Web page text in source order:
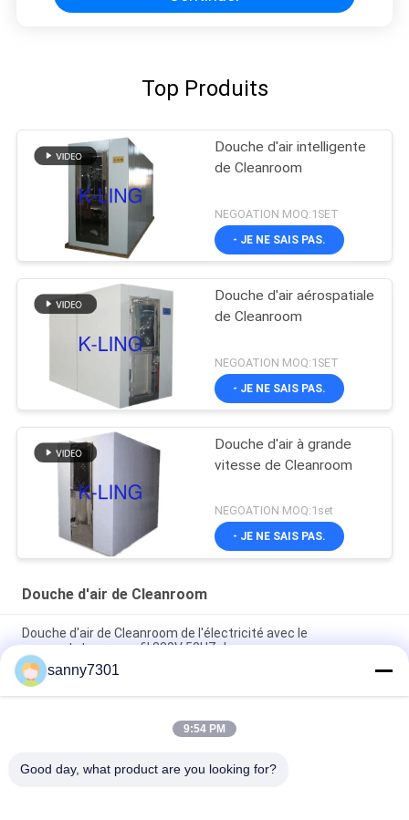
Top Produits
Douche d'air intelligente
de Cleanroom
NEGOATION MOQ:1SET
- JE NE SAIS PAS.
Douche d'air aérospatiale
de Cleanroom
NEGOATION MOQ:1SET
- JE NE SAIS PAS.
Douche d'air à grande
vitesse de Cleanroom
NEGOATION MOQ:1set
- JE NE SAIS PAS.
Douche d'air de Cleanroom
Douche d'air de Cleanroom de l'électricité avec le
commutateur sans fil 380V 50HZ de presse
Douche d'air modulaire de plaque d'acier inoxydable pour le
projet de Cleanroom
Douche d'air automatisée de Cleanroom de porte coulissante
sanny7301
9:54 PM
Good day, what product are you looking for?